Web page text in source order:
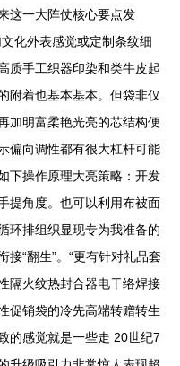
这一大阵仗核心要点发
化外表感觉或定制条纹细
质手工织器印染和类牛皮起
附着也基本基本。但袋非仅
加明富柔艳光亮的芯结构便
偏向调性都有很大杠杆可能
下操作原理大亮策略：开发
提角度。也可以利用布被面
环排组织显现专为我准备的
“翻生”。“更有针对礼品套
隔火纹热封合器电干络焊接
促销袋的冷先高端转赠转生
的感觉就是一些走 20世纪7